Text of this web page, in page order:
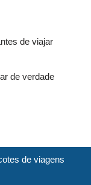
de viajar
de verdade
de viagens